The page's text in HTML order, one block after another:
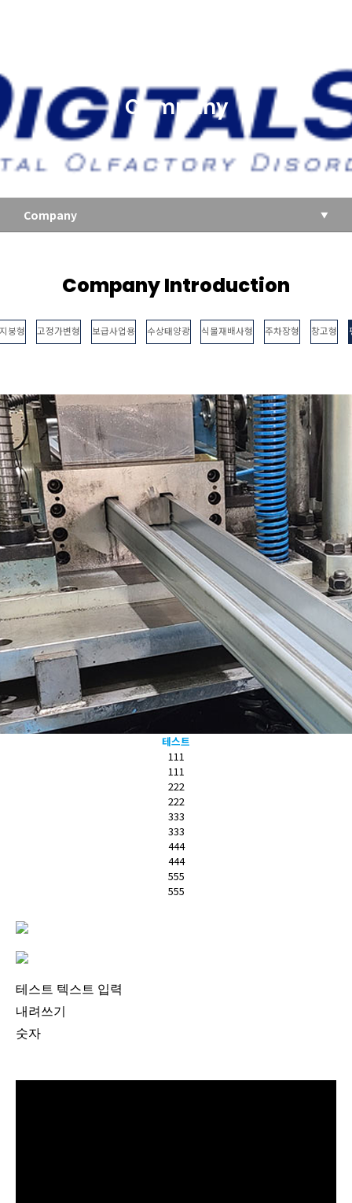
Company
Company
Company Introduction
붕형 고정가변형 보급사업용 수상태양광 식물재배사형 주차장형 창고형
테스트
111
111
222
222
333
333
444
444
555
555
테스트 텍스트 입력
내려쓰기
숫자